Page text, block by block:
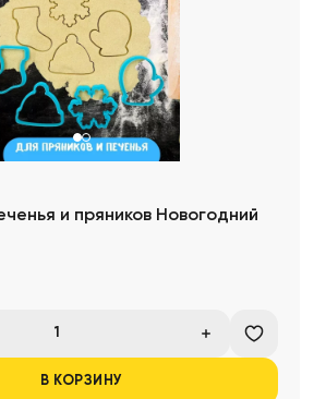
и пряников Новогодний
В КОРЗИНУ